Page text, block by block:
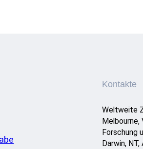
Kontakte
Weltweite
Melbourne,
Forschung
Darwin,